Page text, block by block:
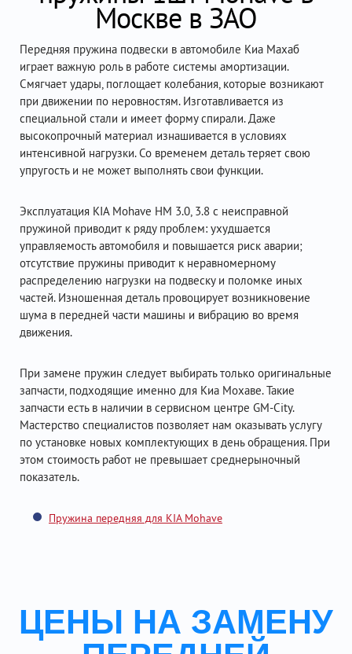
Москве в ЗАО
Передняя пружина подвески в автомобиле Киа Махаб
играет важную роль в работе системы амортизации.
Смягчает удары, поглощает колебания, которые возникают
при движении по неровностям. Изготавливается из
специальной стали и имеет форму спирали. Даже
высокопрочный материал изнашивается в условиях
интенсивной нагрузки. Со временем деталь теряет свою
упругость и не может выполнять свои функции.
Эксплуатация KIA Mohave HM 3.0, 3.8 с неисправной
пружиной приводит к ряду проблем: ухудшается
управляемость автомобиля и повышается риск аварии;
отсутствие пружины приводит к неравномерному
распределению нагрузки на подвеску и поломке иных
частей. Изношенная деталь провоцирует возникновение
шума в передней части машины и вибрацию во время
движения.
При замене пружин следует выбирать только оригинальные
запчасти, подходящие именно для Киа Мохаве. Такие
запчасти есть в наличии в сервисном центре GM-City.
Мастерство специалистов позволяет нам оказывать услугу
по установке новых комплектующих в день обращения. При
этом стоимость работ не превышает среднерыночный
показатель.
Пружина передняя для KIA Mohave
ЦЕНЫ НА ЗАМЕНУ